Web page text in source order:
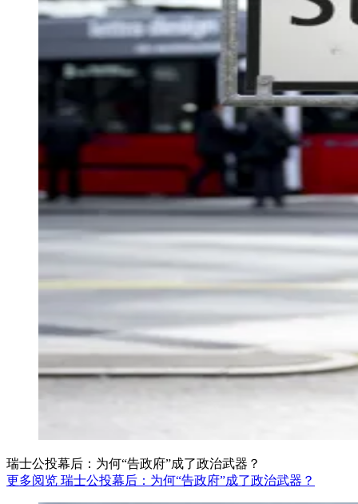
瑞士公投幕后：为何“告政府”成了政治武器？
更多阅览 瑞士公投幕后：为何“告政府”成了政治武器？